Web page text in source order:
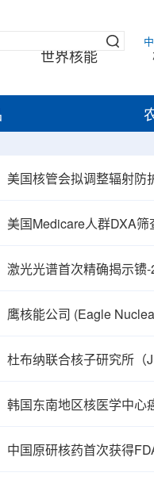
世界核能
美国Medicare人群DXA